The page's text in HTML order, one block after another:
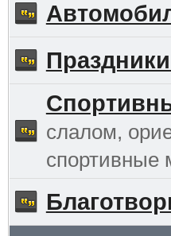
слалом,
спортивные